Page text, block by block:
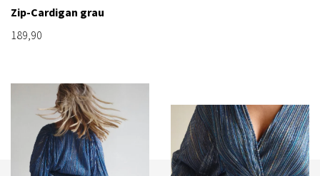
Zip-Cardigan grau
189,90